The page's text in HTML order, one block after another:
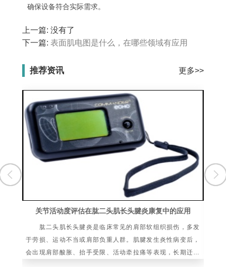
确保设备符合实际需求。
上一篇: 没有了
下一篇: 表面肌电图是什么，在哪些领域有应用
推荐资讯 更多>>
关节活动度评估在肱二头肌长头腱炎康复中的应用
肱二头肌长头腱炎是临床常见的肩部软组织损伤，多发
于劳损、运动不当或肩部负重人群。肌腱发生炎性病变后，
会出现肩部酸胀、抬手受限、活动牵拉痛等表现，长期迁延